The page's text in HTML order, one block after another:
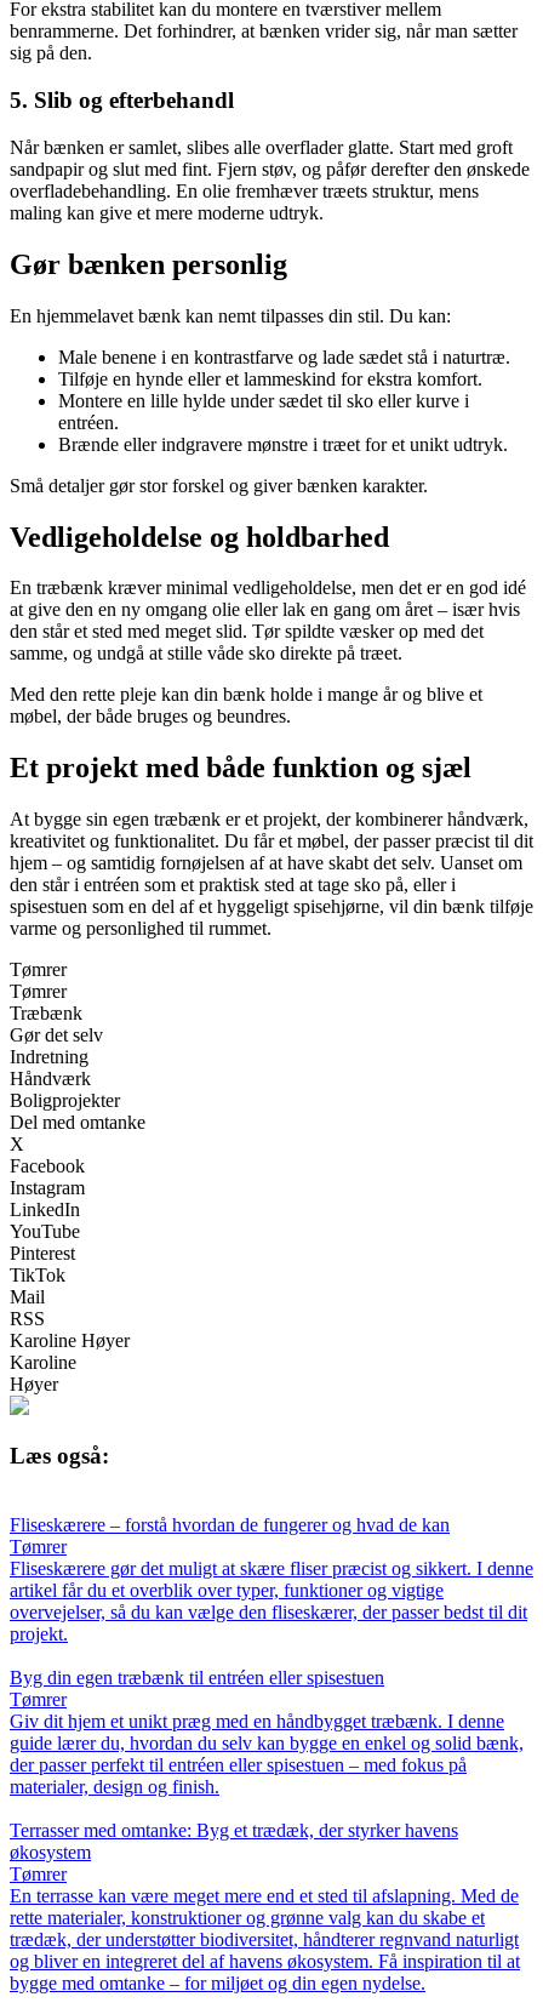
For ekstra stabilitet kan du montere en tværstiver mellem
benrammerne. Det forhindrer, at bænken vrider sig, når man sætter
sig på den.
5. Slib og efterbehandl
Når bænken er samlet, slibes alle overflader glatte. Start med groft
sandpapir og slut med fint. Fjern støv, og påfør derefter den ønskede
overfladebehandling. En olie fremhæver træets struktur, mens
maling kan give et mere moderne udtryk.
Gør bænken personlig
En hjemmelavet bænk kan nemt tilpasses din stil. Du kan:
Male benene i en kontrastfarve og lade sædet stå i naturtræ.
Tilføje en hynde eller et lammeskind for ekstra komfort.
Montere en lille hylde under sædet til sko eller kurve i
entréen.
Brænde eller indgravere mønstre i træet for et unikt udtryk.
Små detaljer gør stor forskel og giver bænken karakter.
Vedligeholdelse og holdbarhed
En træbænk kræver minimal vedligeholdelse, men det er en god idé
at give den en ny omgang olie eller lak en gang om året – især hvis
den står et sted med meget slid. Tør spildte væsker op med det
samme, og undgå at stille våde sko direkte på træet.
Med den rette pleje kan din bænk holde i mange år og blive et
møbel, der både bruges og beundres.
Et projekt med både funktion og sjæl
At bygge sin egen træbænk er et projekt, der kombinerer håndværk,
kreativitet og funktionalitet. Du får et møbel, der passer præcist til dit
hjem – og samtidig fornøjelsen af at have skabt det selv. Uanset om
den står i entréen som et praktisk sted at tage sko på, eller i
spisestuen som en del af et hyggeligt spisehjørne, vil din bænk tilføje
varme og personlighed til rummet.
Tømrer
Tømrer
Træbænk
Gør det selv
Indretning
Håndværk
Boligprojekter
Del med omtanke
X
Facebook
Instagram
LinkedIn
YouTube
Pinterest
TikTok
Mail
RSS
Karoline Høyer
Karoline
Høyer
Læs også:
Fliseskærere – forstå hvordan de fungerer og hvad de kan
Tømrer
Fliseskærere gør det muligt at skære fliser præcist og sikkert. I denne
artikel får du et overblik over typer, funktioner og vigtige
overvejelser, så du kan vælge den fliseskærer, der passer bedst til dit
projekt.
Byg din egen træbænk til entréen eller spisestuen
Tømrer
Giv dit hjem et unikt præg med en håndbygget træbænk. I denne
guide lærer du, hvordan du selv kan bygge en enkel og solid bænk,
der passer perfekt til entréen eller spisestuen – med fokus på
materialer, design og finish.
Terrasser med omtanke: Byg et trædæk, der styrker havens
økosystem
Tømrer
En terrasse kan være meget mere end et sted til afslapning. Med de
rette materialer, konstruktioner og grønne valg kan du skabe et
trædæk, der understøtter biodiversitet, håndterer regnvand naturligt
og bliver en integreret del af havens økosystem. Få inspiration til at
bygge med omtanke – for miljøet og din egen nydelse.